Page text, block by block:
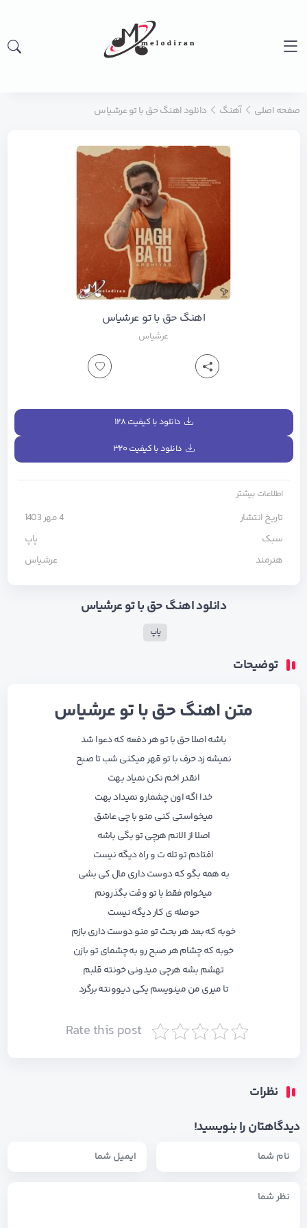
صفحه اصلی آهنگ دانلود اهنگ حق با تو عرشیاس
اهنگ حق با تو عرشیاس
عرشیاس
دانلود با کیفیت ۱۲۸
دانلود با کیفیت ۳۲۰
اطلاعات بیشتر
تاریخ انتشار
4 مهر 1403
سبک
پاپ
هنرمند
عرشیاس
دانلود اهنگ حق با تو عرشیاس
پاپ
توضیحات
متن اهنگ حق با تو عرشیاس
باشه اصلا حق با تو هر دفعه که دعوا شد
نمیشه زد حرف با تو قهر میکنی شب تا صبح
انقدر اخم نکن نمیاد بهت
خدا اگه اون چشمارو نمیداد بهت
میخواستی کنی منو با چی عاشق
اصلا از الانم هرچی تو بگی باشه
افتادم تو تله ت و راه دیگه نیست
به همه بگو که دوست داری مال کی بشی
میخوام فقط با تو وقت بگذرونم
حوصله ی کار دیگه نیست
خوبه که بعد هر بحث تو منو دوست داری بازم
خوبه که چشام هر صبح رو به چشمای تو بازن
تهشم بشه هرچی میدونی خونته قلبم
تا میری من مینویسم یکی دیوونته برگرد
Rate this post
نظرات
دیدگاهتان را بنویسید!